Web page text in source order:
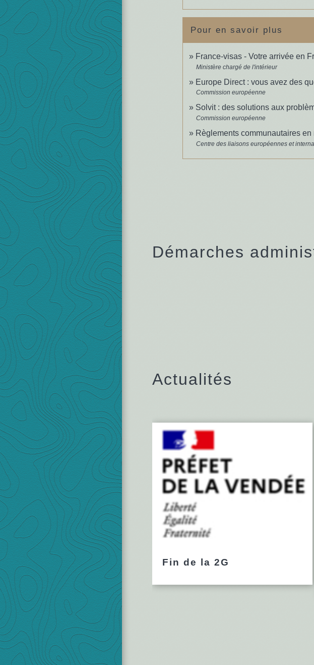
Pour en savoir plus
France-visas - Votre arrivée en
Ministère chargé de l'intérieur
Europe Direct : vous avez des
Commission européenne
Solvit : des solutions aux
Commission européenne
Règlements communautaires
Centre des liaisons européennes et
Démarches
Actualités
Fin de la 2G